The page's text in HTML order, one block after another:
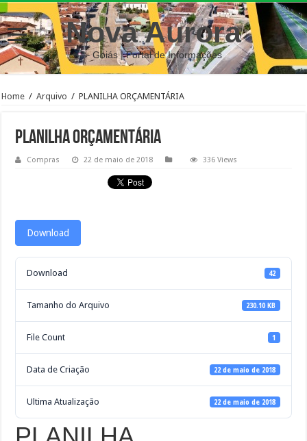
Nova Aurora
– Goiás | Portal de Informações
Home / Arquivo / PLANILHA ORÇAMENTÁRIA
PLANILHA ORÇAMENTÁRIA
Compras 22 de maio de 2018 336 Views
Download
Download 42
Tamanho do Arquivo 230.10 KB
File Count 1
Data de Criação 22 de maio de 2018
Ultima Atualização 22 de maio de 2018